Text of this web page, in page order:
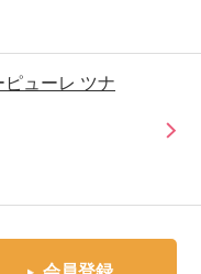
ューレ ツナ